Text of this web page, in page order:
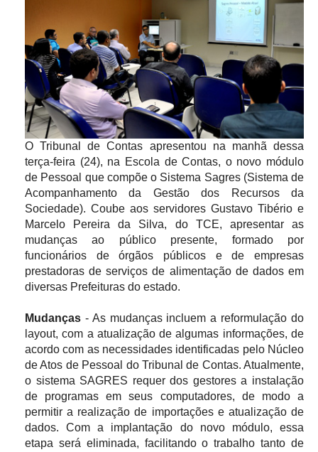
O Tribunal de Contas apresentou na manhã dessa
terça-feira (24), na Escola de Contas, o novo módulo
de Pessoal que compõe o Sistema Sagres (Sistema de
Acompanhamento da Gestão dos Recursos da
Sociedade). Coube aos servidores Gustavo Tibério e
Marcelo Pereira da Silva, do TCE, apresentar as
mudanças ao público presente, formado por
funcionários de órgãos públicos e de empresas
prestadoras de serviços de alimentação de dados em
diversas Prefeituras do estado.
Mudanças - As mudanças incluem a reformulação do
layout, com a atualização de algumas informações, de
acordo com as necessidades identificadas pelo Núcleo
de Atos de Pessoal do Tribunal de Contas. Atualmente,
o sistema SAGRES requer dos gestores a instalação
de programas em seus computadores, de modo a
permitir a realização de importações e atualização de
dados. Com a implantação do novo módulo, essa
etapa será eliminada, facilitando o trabalho tanto de